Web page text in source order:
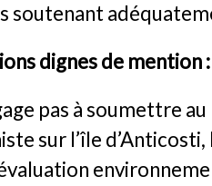
soutenant
dignes de mention :
pas à soumettre
sur l’île d’Anticosti,